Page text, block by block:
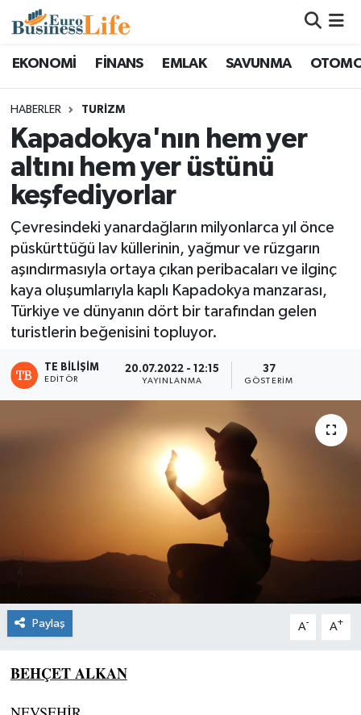
EKONOMİ FİNANS EMLAK SAVUNMA
HABERLER TURİZM
Kapadokya'nın hem yer
altını hem yer üstünü
keşfediyorlar
Çevresindeki yanardağların milyonlarca yıl önce
püskürttüğü lav küllerinin, yağmur ve rüzgarın
aşındırmasıyla ortaya çıkan peribacaları ve ilginç
kaya oluşumlarıyla kaplı Kapadokya manzarası,
Türkiye ve dünyanın dört bir tarafından gelen
turistlerin beğenisini topluyor.
TE BILIŞIM
EDITÖR
20.07.2022 - 12:15
YAYINLANMA
37
GÖSTERIM
Paylaş A- A+
BEHÇET ALKAN
Nöbetçi Eczaneler
Hava Durumu
Namaz Vakitleri
Trafik Durumu
Süper Lig Puan Durumu ve Fikstür
Tüm Manşetler
Son Dakika Haberleri